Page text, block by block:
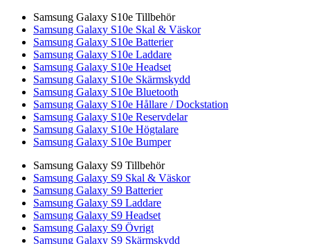
Samsung Galaxy S10e Tillbehör
Samsung Galaxy S10e Skal & Väskor
Samsung Galaxy S10e Batterier
Samsung Galaxy S10e Laddare
Samsung Galaxy S10e Headset
Samsung Galaxy S10e Skärmskydd
Samsung Galaxy S10e Bluetooth
Samsung Galaxy S10e Hållare / Dockstation
Samsung Galaxy S10e Reservdelar
Samsung Galaxy S10e Högtalare
Samsung Galaxy S10e Bumper
Samsung Galaxy S9 Tillbehör
Samsung Galaxy S9 Skal & Väskor
Samsung Galaxy S9 Batterier
Samsung Galaxy S9 Laddare
Samsung Galaxy S9 Headset
Samsung Galaxy S9 Övrigt
Samsung Galaxy S9 Skärmskydd